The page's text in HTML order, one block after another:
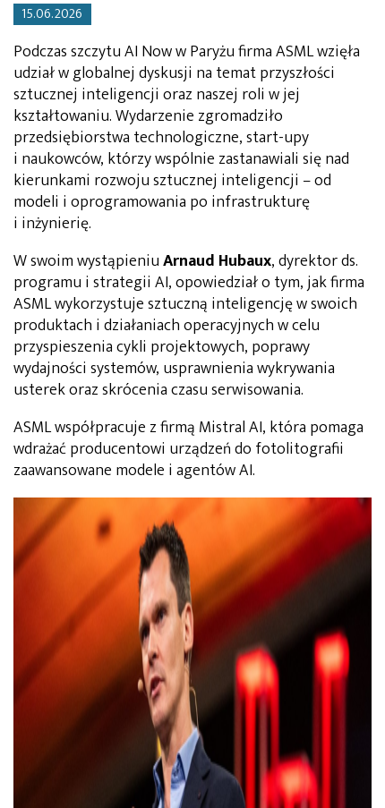
15.06.2026
Podczas szczytu AI Now w Paryżu firma ASML wzięła
udział w globalnej dyskusji na temat przyszłości
sztucznej inteligencji oraz naszej roli w jej
kształtowaniu. Wydarzenie zgromadziło
przedsiębiorstwa technologiczne, start-upy
i naukowców, którzy wspólnie zastanawiali się nad
kierunkami rozwoju sztucznej inteligencji – od
modeli i oprogramowania po infrastrukturę
i inżynierię.
W swoim wystąpieniuArnaud Hubaux, dyrektor ds.
programu i strategii AI, opowiedział o tym, jak firma
ASML wykorzystuje sztuczną inteligencję w swoich
produktach i działaniach operacyjnych w celu
przyspieszenia cykli projektowych, poprawy
wydajności systemów, usprawnienia wykrywania
usterek oraz skrócenia czasu serwisowania.
ASML współpracuje z firmą Mistral AI, która pomaga
wdrażać producentowi urządzeń do fotolitografii
zaawansowane modele i agentów AI.